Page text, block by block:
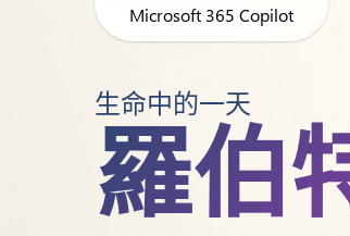
Microsoft 365 Copilot
生命中的一天
羅伯